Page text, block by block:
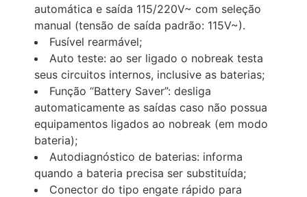
automática e saída 115/220V~ com seleção
manual (tensão de saída padrão: 115V~).
Fusível rearmável;
Auto teste: ao ser ligado o nobreak testa
seus circuitos internos, inclusive as baterias;
Função “Battery Saver”: desliga
automaticamente as saídas caso não possua
equipamentos ligados ao nobreak (em modo
bateria);
Autodiagnóstico de baterias: informa
quando a bateria precisa ser substituída;
Conector do tipo engate rápido para